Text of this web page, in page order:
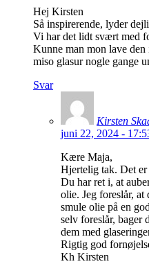
Hej Kirsten
Så inspirerende, lyder
Vi har det lidt svært med
Kunne man mon lave
miso glasur nogle gange
Svar
Kirsten
juni 22, 2024 -
Kære Maja,
Hjertelig tak. Det
Du har ret i, at
olie. Jeg foreslår, at
smule olie på en
selv foreslår, bager
dem med
Rigtig god
Kh Kirsten